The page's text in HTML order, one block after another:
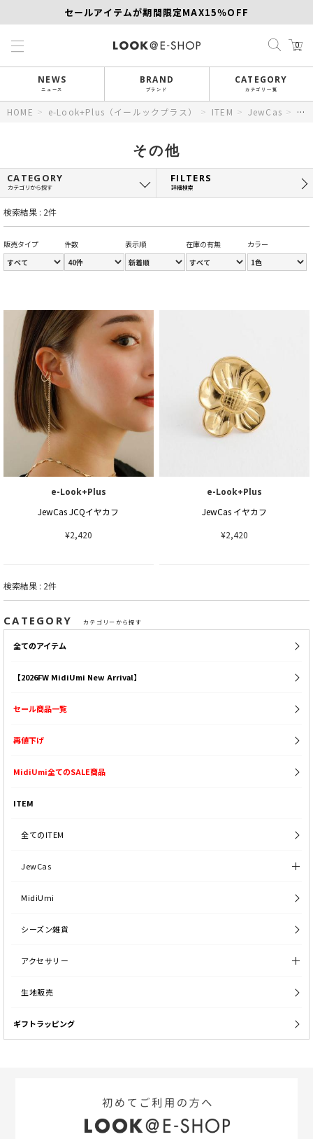
セールアイテムが期間限定MAX15％OFF
0
NEWS
ニュース
BRAND
ブランド
CATEGORY
カテゴリ一覧
HOME > e-Look+Plus（イールックプラス） > ITEM > JewCas > そ
その他
CATEGORY
カテゴリから探す
FILTERS
詳細検索
検索結果 : 2件
販売タイプ 件数 表示順 在庫の有無 カラー
e-Look+Plus
JewCas JCQイヤカフ
¥2,420
e-Look+Plus
JewCas イヤカフ
¥2,420
検索結果 : 2件
CATEGORY カテゴリーから探す
全てのアイテム
【2026FW MidiUmi New Arrival】
セール商品一覧
再値下げ
MidiUmi全てのSALE商品
ITEM
全てのITEM
JewCas
MidiUmi
シーズン雑貨
アクセサリー
生地販売
ギフトラッピング